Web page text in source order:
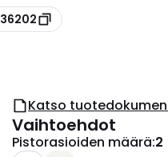
Katso
Vaihtoehdot
Pistorasioiden määrä:2